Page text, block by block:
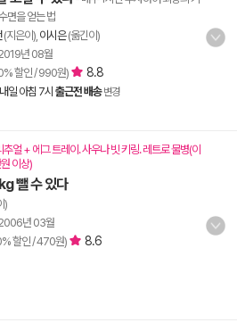
면을 얻는 법
(지은이), 이시은(옮긴이)
년 08월
할인 / 990원) 8.8
내일 아침 7시 출근전 배송 변경
얼 + 에그 트레이. 사우나 빗 키링. 레트로 물병(이
이상)
뺄 수 있다
)
년 03월
할인 / 470원)
8.6